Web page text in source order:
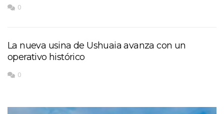
0
La nueva usina de Ushuaia avanza con un
operativo histórico
0